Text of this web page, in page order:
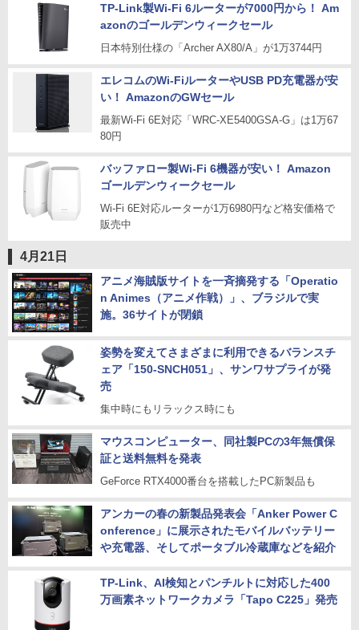
TP-Link製Wi-Fi 6ルーターが7000円から！ Am
azonのゴールデンウィークセール
日本特別仕様の「Archer AX80/A」が1万3744円
エレコムのWi-FiルーターやUSB PD充電器が安
い！ AmazonのGWセール
最新Wi-Fi 6E対応「WRC-XE5400GSA-G」は1万67
80円
バッファロー製Wi-Fi 6機器が安い！ Amazon
ゴールデンウィークセール
Wi-Fi 6E対応ルーターが1万6980円など格安価格で
販売中
4月21日
アニメ海賊版サイトを一斉摘発する「Operatio
n Animes（アニメ作戦）」、ブラジルで実
施。36サイトが閉鎖
姿勢を変えてさまざまに利用できるバランスチ
ェア「150-SNCH051」、サンワサプライが発
売
集中時にもリラックス時にも
マウスコンピューター、同社製PCの3年無償保
証と送料無料を発表
GeForce RTX4000番台を搭載したPC新製品も
アンカーの春の新製品発表会「Anker Power C
onference」に展示されたモバイルバッテリー
や充電器、そしてポータブル冷蔵庫などを紹介
TP-Link、AI検知とパンチルトに対応した400
万画素ネットワークカメラ「Tapo C225」発売